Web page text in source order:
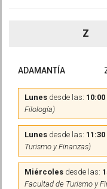
Z
ADAMANTÍA
Lunes desde las: 10:00
Filología)
Lunes desde las: 11:30
Turismo y Finanzas)
Miércoles desde las:
Facultad de Turismo y